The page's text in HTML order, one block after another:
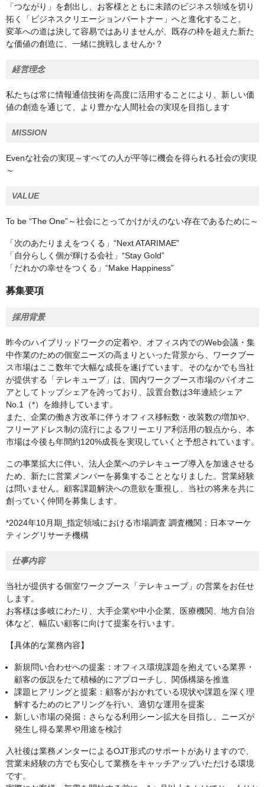
「つながり」を創出し、お客様とともに未踏のビジネス領域を切り
拓く「ビジネスクリエーションパートナー」へと進化すること。
変革への道は決して容易ではありませんが、既存の枠を超えた新た
な価値の創造に、一緒に挑戦しませんか？
経営理念
私たちは常に情報通信技術を高度に活用することにより、新しい価
値の創造を通じて、より豊かな人間社会の実現を目指します
MISSION
Evenな社会の実現～すべての人が平等に機会を得られる社会の実現
～
VALUE
To be “The One”～社会にとってかけがえのない存在であるために～
「次のあたりまえをつくる」“Next ATARIMAE”
「自分らしく個が輝ける会社」“Stay Gold”
「だれかの幸せをつくる」“Make Happiness”
募集要項
採用背景
昨今のハイブリッドワークの定着や、オフィス内でのWeb会議・集
中作業のための個室ニーズの高まりといった背景から、ワークブー
ス市場はここ数年で大幅な成長を遂げています。そのなかでも当社
が提供する「テレキューブ」は、国内ワークブース市場のパイオニ
アとしてトップシェアを誇っており、設置台数は3年連続シェア
No.1（*）を維持しています。
また、企業の働き方改革に伴うオフィス移転数・改装数の増加や、
フリーアドレス制の流行によるフリーエリア利活用の観点から、本
市場は今後も年間約120%成長を実現していくと予想されています。
この事業拡大に伴い、法人企業へのテレキューブ導入を加速させる
ため、新たに営業メンバーを募集することとなりました。営業経験
は問いません。顧客課題解決への意欲を重視し、当社の将来を共に
創っていく仲間を募集します。
*2024年10月期_指定領域における市場調査 調査機関：日本マーケ
ティングリサーチ機構
仕事内容
当社が提供する個室ワークブース「テレキューブ」の営業をお任せ
します。
お客様は多岐にわたり、大手企業や中小企業、医療機関、地方自治
体など、幅広い顧客に向けて提案を行います。
【具体的な業務内容】
新規問い合わせへの提案：オフィス環境課題を抱えている業界・
顧客の仮説をたて積極的にアプローチし、関係構築を推進
課題ヒアリングと提案：顧客がおかれている現状や課題を深く理
解するためのヒアリングを行い、適切な運用を提案
新しい市場の発掘：さらなる利用シーン拡大を目指し、ニーズが
発生し得る業界や用途を検討
入社後は業務メンターによるOJT形式のサポートがありますので、
営業未経験の方でも安心して業務をキャッチアップいただける環境
です。